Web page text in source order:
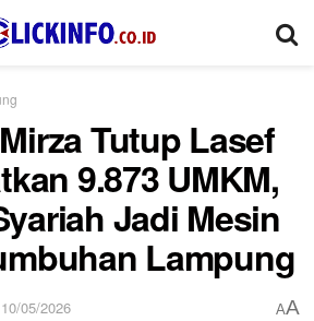
Tutup Lasef
9.873 UMKM,
Jadi Mesin
Lampung
10/05/2026 AA